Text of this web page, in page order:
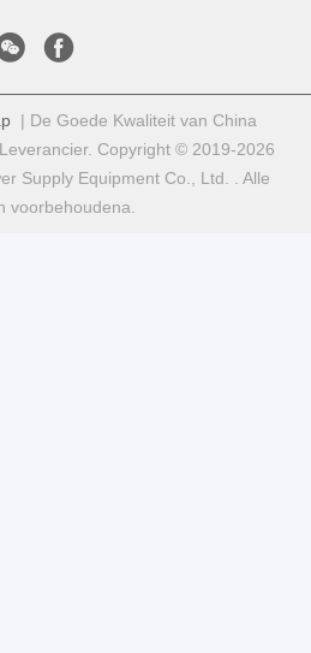
| De Goede Kwaliteit van China
Copyright © 2019-2026
Supply Equipment Co., Ltd. . Alle
voorbehoudena.